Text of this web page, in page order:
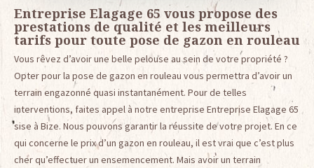
Entreprise Elagage 65 vous propose des
prestations de qualité et les meilleurs
tarifs pour toute pose de gazon en rouleau
Vous rêvez d’avoir une belle pelouse au sein de votre propriété ?
Opter pour la pose de gazon en rouleau vous permettra d’avoir un
terrain engazonné quasi instantanément. Pour de telles
interventions, faites appel à notre entreprise Entreprise Elagage 65
sise à Bize. Nous pouvons garantir la réussite de votre projet. En ce
qui concerne le prix d’un gazon en rouleau, il est vrai que c’est plus
cher qu’effectuer un ensemencement. Mais avoir un terrain